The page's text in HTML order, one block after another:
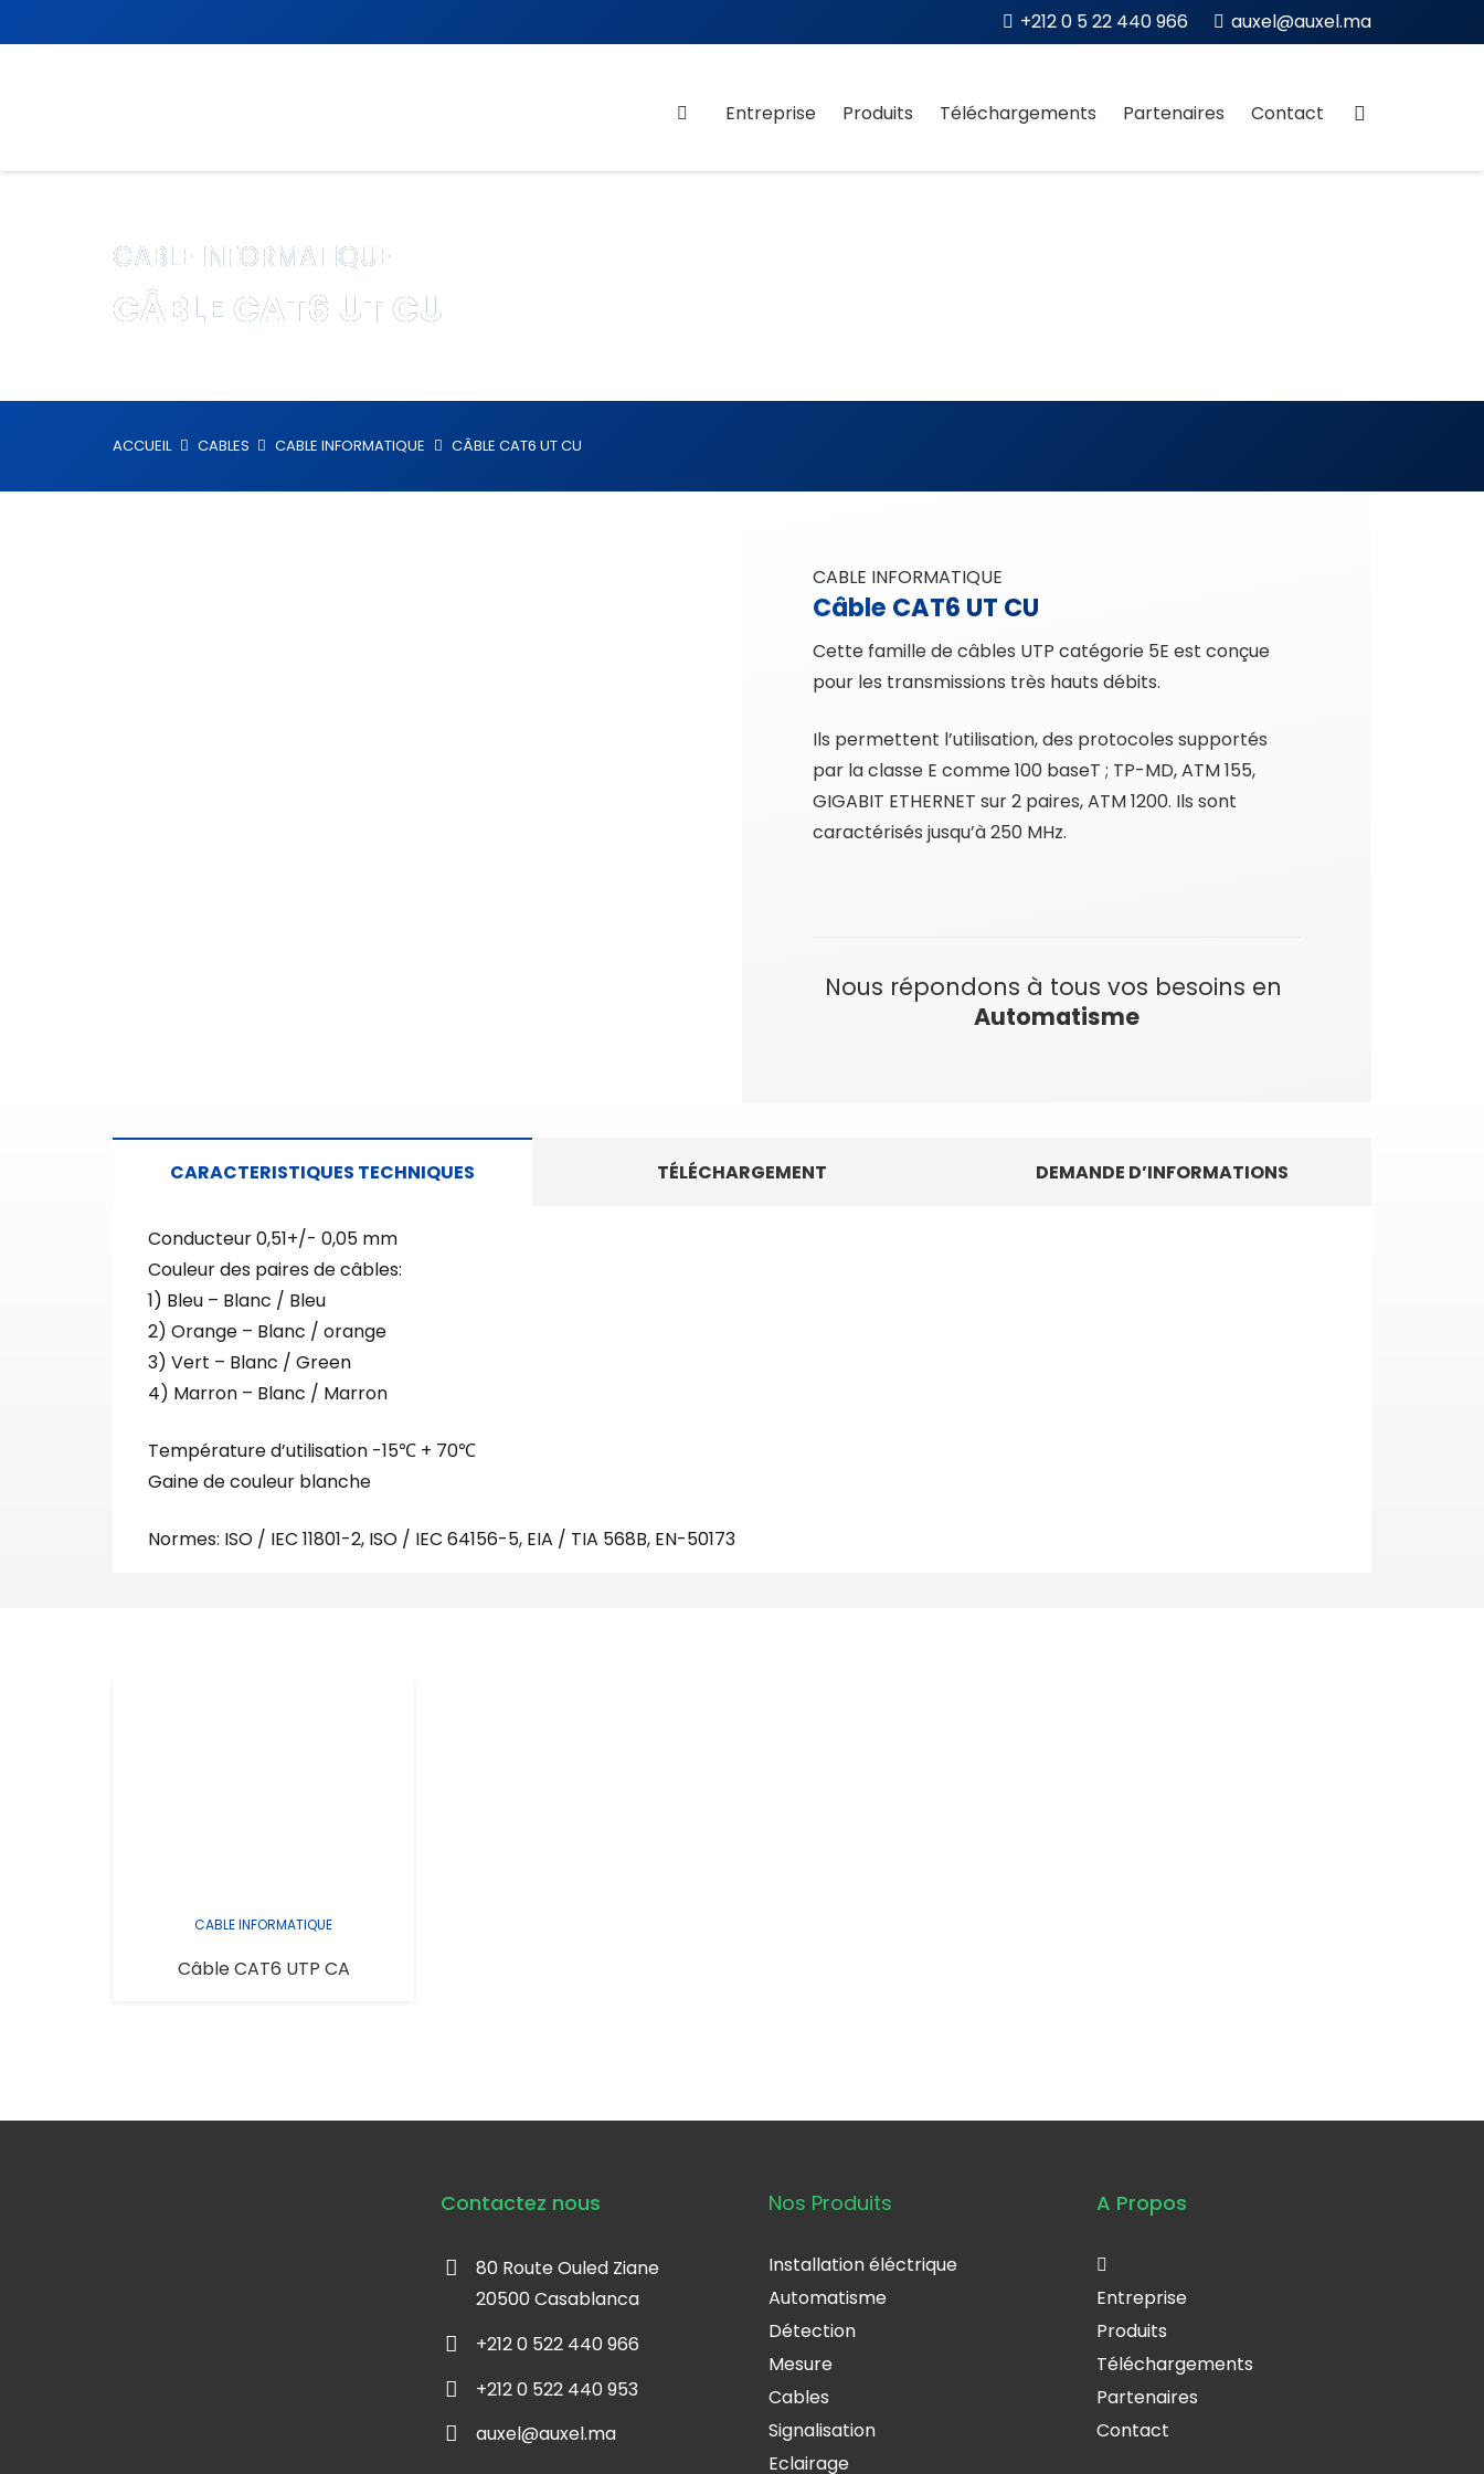
+212 0 5 22 440 966 auxel@auxel.ma
Entreprise Produits Téléchargements Partenaires Contact
CABLE INFORMATIQUE
CÂBLE CAT6 UT CU
ACCUEIL CABLES CABLE INFORMATIQUE CÂBLE CAT6 UT CU
CABLE INFORMATIQUE
Câble CAT6 UT CU
Cette famille de câbles UTP catégorie 5E est conçue
pour les transmissions très hauts débits.
Ils permettent l’utilisation, des protocoles supportés
par la classe E comme 100 baseT ; TP-MD, ATM 155,
GIGABIT ETHERNET sur 2 paires, ATM 1200. Ils sont
caractérisés jusqu’à 250 MHz.
Nous répondons à tous vos besoins en
Automatisme
CARACTERISTIQUES TECHNIQUES TÉLÉCHARGEMENT DEMANDE D’INFORMATIONS
Conducteur 0,51+/- 0,05 mm
Couleur des paires de câbles:
1) Bleu – Blanc / Bleu
2) Orange – Blanc / orange
3) Vert – Blanc / Green
4) Marron – Blanc / Marron
Température d’utilisation -15℃ + 70℃
Gaine de couleur blanche
Normes: ISO / IEC 11801-2, ISO / IEC 64156-5, EIA / TIA 568B, EN-50173
CABLE INFORMATIQUE
Câble CAT6 UTP CA
Contactez nous
80 Route Ouled Ziane
20500 Casablanca
+212 0 522 440 966
+212 0 522 440 953
auxel@auxel.ma
Nos Produits
Installation éléctrique
Automatisme
Détection
Mesure
Cables
Signalisation
Eclairage
A Propos
Entreprise
Produits
Téléchargements
Partenaires
Contact